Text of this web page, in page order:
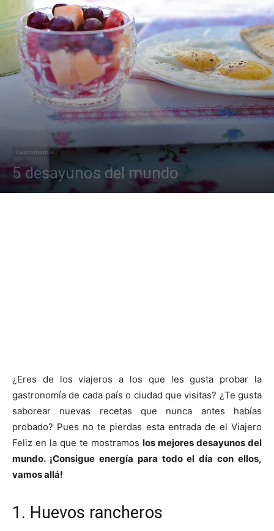
Gastronomía
5 desayunos del mundo
¿Eres de los viajeros a los que les gusta probar la
gastronomía de cada país o ciudad que visitas? ¿Te gusta
saborear nuevas recetas que nunca antes habías
probado? Pues no te pierdas esta entrada de el Viajero
Feliz en la que te mostramos los mejores desayunos del
mundo. ¡Consigue energía para todo el día con ellos,
vamos allá!
1. Huevos rancheros